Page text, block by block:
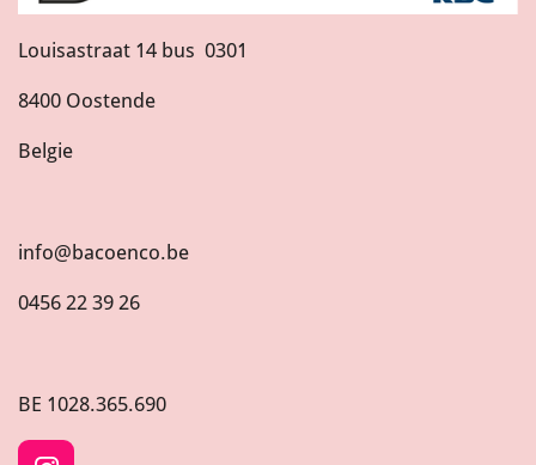
Louisastraat 14 bus 0301
8400 Oostende
Belgie
info@bacoenco.be
0456 22 39 26
BE 1028.365.690